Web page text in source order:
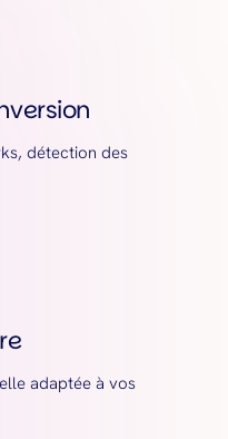
détection des
adaptée à vos